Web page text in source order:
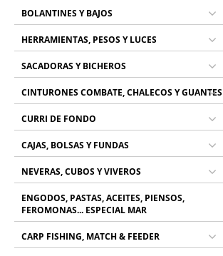
BOLANTINES Y BAJOS
HERRAMIENTAS, PESOS Y LUCES
SACADORAS Y BICHEROS
CINTURONES COMBATE, CHALECOS Y GUANTES
CURRI DE FONDO
CAJAS, BOLSAS Y FUNDAS
NEVERAS, CUBOS Y VIVEROS
ENGODOS, PASTAS, ACEITES, PIENSOS,
FEROMONAS... ESPECIAL MAR
CARP FISHING, MATCH & FEEDER